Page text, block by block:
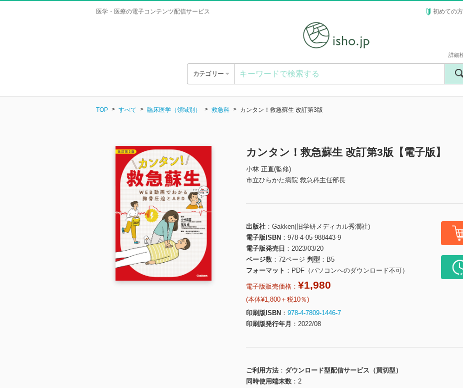
医学・医療の電子コンテンツ配信サービス 初めての
カテゴリー
詳細
TOP すべて 臨床医学（領域別） 救急科 カンタン！救急蘇生 改訂第3版
カンタン！救急蘇生 改訂第3版【電子版】
小林 正直(監修)
市立ひらかた病院 救急科主任部長
出版社
Gakken(旧学研メディカル秀潤社)
電子版ISBN
978-4-05-988443-9
電子版発売日
2023/03/20
ページ数
72ページ 判型
B5
フォーマット
PDF（パソコンへのダウンロード不可）
電子版販売価格： ¥1,980
(本体¥1,800＋税10％)
印刷版ISBN
978-4-7809-1446-7
印刷版発行年月
2022/08
ご利用方法
ダウンロード型配信サービス（買切型）
同時使用端末数
2